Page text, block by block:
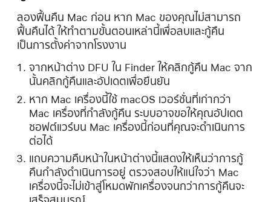
ลองฟื้นคืน Mac ก่อน หาก Mac ของคุณไม่สามารถ
ฟื้นคืนได้ ให้ทำตามขั้นตอนเหล่านี้เพื่อลบและกู้คืน
เป็นการตั้งค่าจากโรงงาน
จากหน้าต่าง DFU ใน Finder ให้คลิกกู้คืน Mac จาก
นั้นคลิกกู้คืนและอัปเดตเพื่อยืนยัน
หาก Mac เครื่องนี้ใช้ macOS เวอร์ชั่นที่เก่ากว่า
Mac เครื่องที่กำลังกู้คืน ระบบอาจขอให้คุณอัปเดต
ซอฟต์แวร์บน Mac เครื่องนี้ก่อนที่คุณจะดำเนินการ
ต่อได้
แถบความคืบหน้าในหน้าต่างนี้แสดงให้เห็นว่าการกู้
คืนกำลังดำเนินการอยู่ ตรวจสอบให้แน่ใจว่า Mac
เครื่องนี้จะไม่เข้าสู่โหมดพักเครื่องจนกว่าการกู้คืนจะ